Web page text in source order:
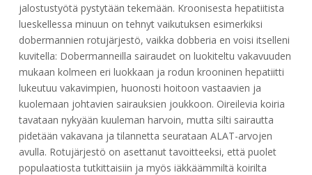
jalostustyötä pystytään tekemään. Kroonisesta hepatiitista
lueskellessa minuun on tehnyt vaikutuksen esimerkiksi
dobermannien rotujärjestö, vaikka dobberia en voisi itselleni
kuvitella: Dobermanneilla sairaudet on luokiteltu vakavuuden
mukaan kolmeen eri luokkaan ja rodun krooninen hepatiitti
lukeutuu vakavimpien, huonosti hoitoon vastaavien ja
kuolemaan johtavien sairauksien joukkoon. Oireilevia koiria
tavataan nykyään kuuleman harvoin, mutta silti sairautta
pidetään vakavana ja tilannetta seurataan ALAT-arvojen
avulla. Rotujärjestö on asettanut tavoitteeksi, että puolet
populaatiosta tutkittaisiin ja myös iäkkäämmiltä koirilta